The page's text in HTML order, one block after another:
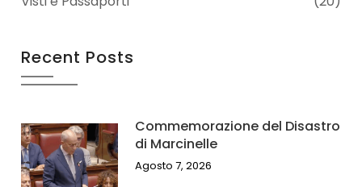
Recent Posts
Commemorazione del Disastro
di Marcinelle
Agosto 7, 2026